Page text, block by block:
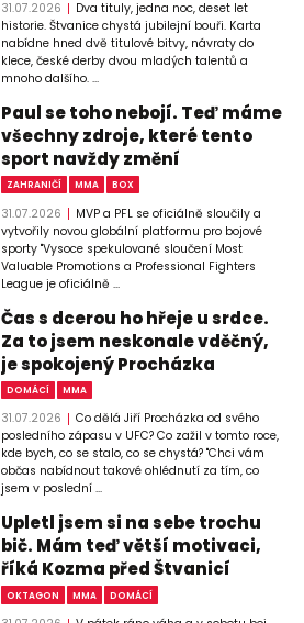
31.07.2026
Dva tituly, jedna noc, deset let
historie. Štvanice chystá jubilejní bouři. Karta
nabídne hned dvě titulové bitvy, návraty do
klece, české derby dvou mladých talentů a
mnoho dalšího. ...
Paul se toho nebojí. Teď máme
všechny zdroje, které tento
sport navždy změní
ZAHRANIČÍ MMA BOX
31.07.2026
MVP a PFL se oficiálně sloučily a
vytvořily novou globální platformu pro bojové
sporty "Vysoce spekulované sloučení Most
Valuable Promotions a Professional Fighters
League je oficiálně ...
Čas s dcerou ho hřeje u srdce.
Za to jsem neskonale vděčný,
je spokojený Procházka
DOMÁCÍ MMA
31.07.2026
Co dělá Jiří Procházka od svého
posledního zápasu v UFC? Co zažil v tomto roce,
kde bych, co se stalo, co se chystá? "Chci vám
občas nabídnout takové ohlédnutí za tím, co
jsem v poslední ...
Upletl jsem si na sebe trochu
bič. Mám teď větší motivaci,
říká Kozma před Štvanicí
OKTAGON MMA DOMÁCÍ